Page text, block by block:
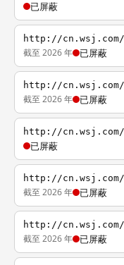
已屏蔽
http://cn.wsj.com/
截至 2026 年 已屏蔽
http://cn.wsj.com/
截至 2026 年 已屏蔽
http://cn.wsj.com/
已屏蔽
http://cn.wsj.com/
截至 2026 年 已屏蔽
http://cn.wsj.com/
截至 2026 年 已屏蔽